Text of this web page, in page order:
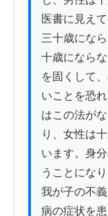
医書に見え
三十歳にな
十歳になら
を固くして
いことを恐
はこの法が
り、女性は
います。身
うことにな
我が子の不
病の症状を